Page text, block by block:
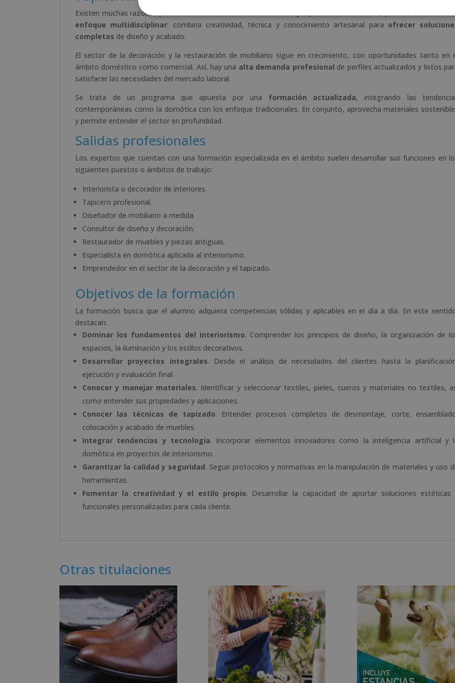
Existen muchas razones para estudiar este curso de interiorismo y tapicería en Des Arts. El primero de ellos es su
enfoque multidisciplinar: combina creatividad, técnica y conocimiento artesanal para ofrecer
completas de diseño y acabado.
El sector de la decoración y la restauración de mobiliario sigue en crecimiento, con oportunidades tanto en
ámbito doméstico como comercial. Así, hay una alta demanda profesional de perfiles actualizados y listos
satisfacer las necesidades del mercado laboral.
Se trata de un programa que apuesta por una formación actualizada, integrando las
contemporáneas como la domótica con los enfoque tradicionales. En conjunto, aprovecha materiales
y permite entender el sector en profundidad.
Salidas profesionales
Los expertos que cuentan con una formación especializada en el ámbito suelen desarrollar sus funciones en
siguientes puestos o ámbitos de trabajo:
Interiorista o decorador de interiores.
Tapicero profesional.
Diseñador de mobiliario a medida.
Consultor de diseño y decoración.
Restaurador de muebles y piezas antiguas.
Especialista en domótica aplicada al interiorismo.
Emprendedor en el sector de la decoración y el tapizado.
Objetivos de la formación
La formación busca que el alumno adquiera competencias sólidas y aplicables en el día a día. En este
destacan:
Dominar los fundamentos del interiorismo. Comprender los principios de diseño, la organización de
espacios, la iluminación y los estilos decorativos.
Desarrollar proyectos integrales. Desde el análisis de necesidades del clientes hasta la
ejecución y evaluación final.
Conocer y manejar materiales. Identificar y seleccionar textiles, pieles, cueros y materiales no textiles,
como entender sus propiedades y aplicaciones.
Conocer las técnicas de tapizado. Entender procesos completos de desmontaje, corte,
colocación y acabado de muebles.
Integrar tendencias y tecnología. Incorporar elementos innovadores como la inteligencia artificial y
domótica en proyectos de interiorismo.
Garantizar la calidad y seguridad. Seguir protocolos y normativas en la manipulación de materiales y uso
herramientas.
Fomentar la creatividad y el estilo propio. Desarrollar la capacidad de aportar soluciones estéticas
funcionales personalizadas para cada cliente.
Otras titulaciones